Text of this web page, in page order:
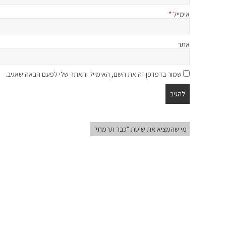
אימייל *
אתר
שמור בדפדפן זה את השם, האימייל והאתר שלי לפעם הבאה שאגיב.
מי שהמציא את שיטת "כבר תרמתי"